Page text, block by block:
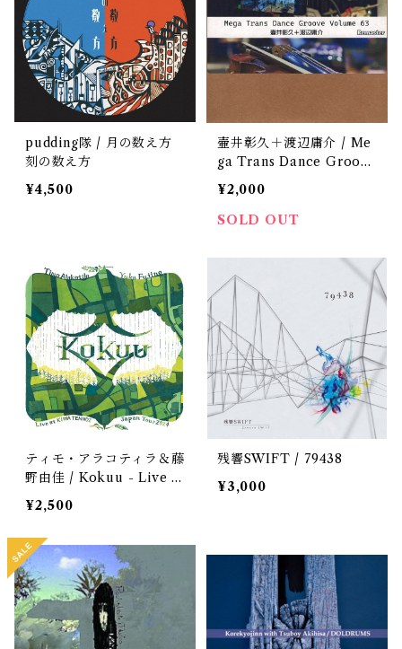
pudding隊 / 月の数え方
刻の数え方
¥4,500
壷井彰久＋渡辺庸介 / Me
ga Trans Dance Groove
Volume 63 [リマスター]
¥2,000
SOLD OUT
ティモ・アラコティラ＆藤
野由佳 / Kokuu - Live at
KIWA TENNOZ JAPAN
TOUR 2024 -
¥2,500
残響SWIFT / 79438
¥3,000